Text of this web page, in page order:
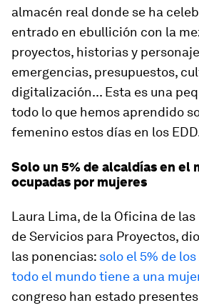
almacén real donde se ha
entrado en ebullición con la
proyectos, historias y
emergencias, presupuestos,
digitalización... Esta es una
todo lo que hemos aprendido
femenino estos días en los
Solo un 5% de alcaldías en el
ocupadas por mujeres
Laura Lima, de la Oficina de
de Servicios para Proyectos,
las ponencias: solo el 5% de
todo el mundo tiene a una
congreso han estado